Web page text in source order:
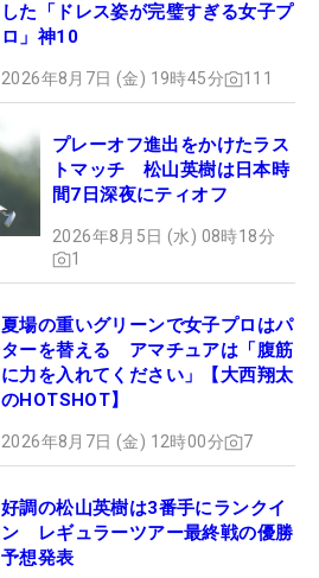
した「ドレス姿が完璧すぎる女子プ
ロ」神10
2026年8月7日 (金) 19時45分 111
プレーオフ進出をかけたラス
トマッチ 松山英樹は日本時
間7日深夜にティオフ
2026年8月5日 (水) 08時18分
1
夏場の重いグリーンで女子プロはパ
ターを替える アマチュアは「腹筋
に力を入れてください」【大西翔太
のHOTSHOT】
2026年8月7日 (金) 12時00分 7
好調の松山英樹は3番手にランクイ
ン レギュラーツアー最終戦の優勝
予想発表